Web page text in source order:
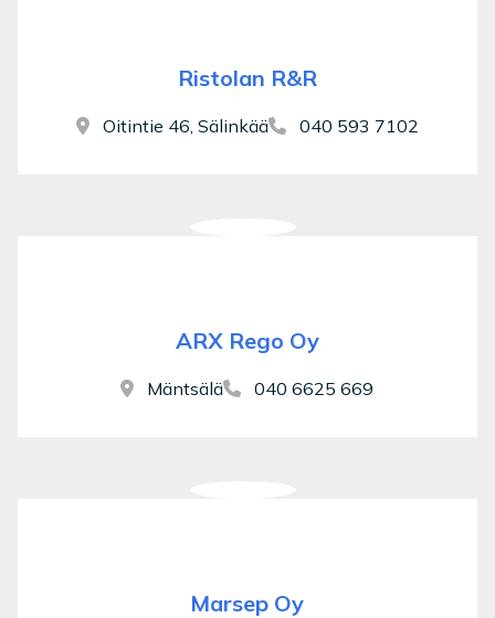
Ristolan R&R
Oitintie 46, Sälinkää 040 593 7102
ARX Rego Oy
Mäntsälä 040 6625 669
Marsep Oy